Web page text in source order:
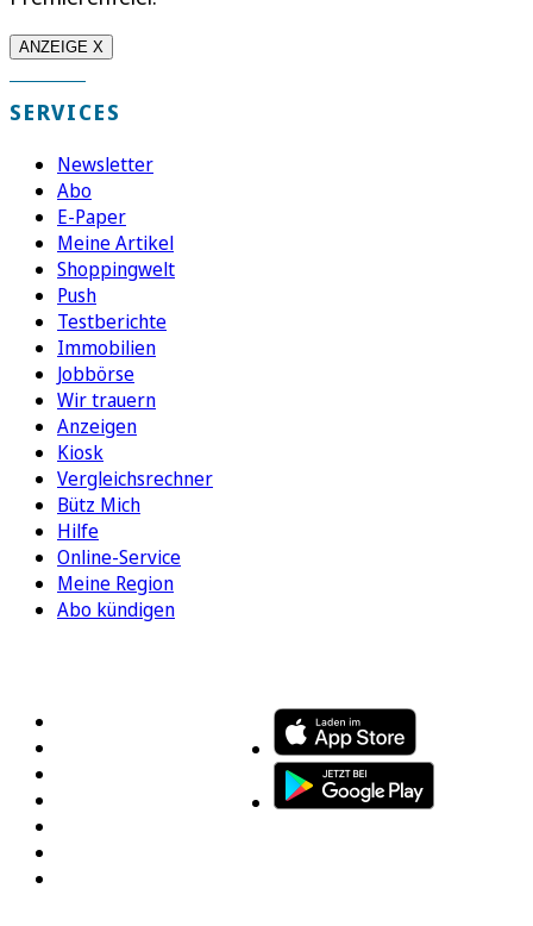
ANZEIGE X
SERVICES
Newsletter
Abo
E-Paper
Meine Artikel
Shoppingwelt
Push
Testberichte
Immobilien
Jobbörse
Wir trauern
Anzeigen
Kiosk
Vergleichsrechner
Bütz Mich
Hilfe
Online-Service
Meine Region
Abo kündigen